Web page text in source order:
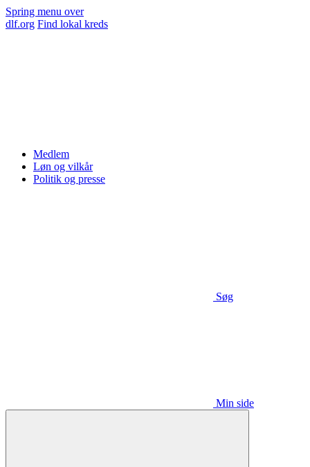
Spring menu over
dlf.org Find lokal kreds
Medlem
Løn og vilkår
Politik og presse
Søg
Min side